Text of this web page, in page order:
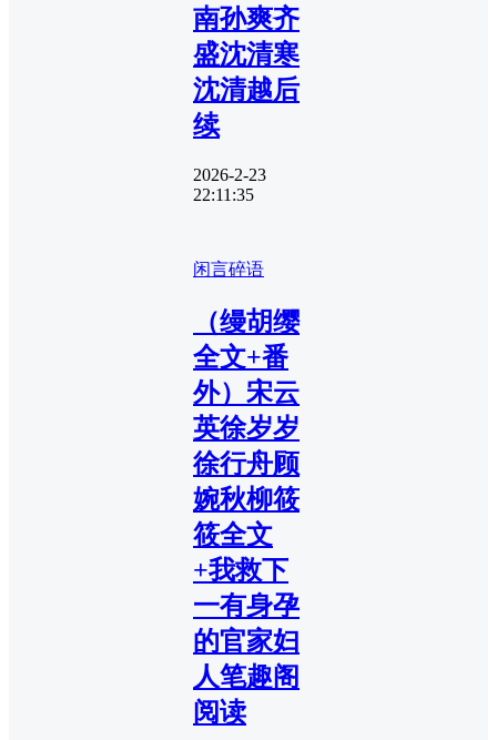
南孙爽齐
盛沈清寒
沈清越后
续
2026-2-23
22:11:35
闲言碎语
（缦胡缨
全文+番
外）宋云
英徐岁岁
徐行舟顾
婉秋柳筱
筱全文
+我救下
一有身孕
的官家妇
人笔趣阁
阅读